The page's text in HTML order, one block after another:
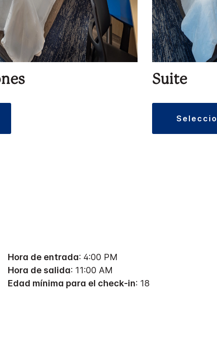
Suite
Hora de entrada: 4:00 PM
Hora de salida: 11:00 AM
Edad mínima para el check-in: 18